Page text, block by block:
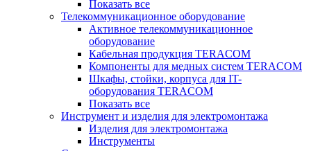
Показать все
Телекоммуникационное оборудование
Активное телекоммуникационное
оборудование
Кабельная продукция TERACOM
Компоненты для медных систем TERACOM
Шкафы, стойки, корпуса для IT-
оборудования TERACOM
Показать все
Инструмент и изделия для электромонтажа
Изделия для электромонтажа
Инструменты